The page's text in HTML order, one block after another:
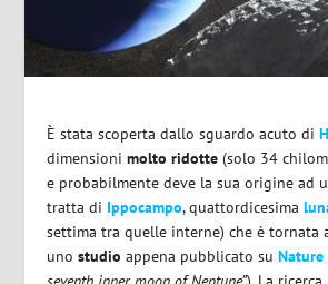
È stata scoperta dallo sguardo acuto di
dimensionimolto ridotte (solo 34
e probabilmente deve la sua origine ad
tratta di Ippocampo, quattordicesima
settima tra quelle interne) che è tornata
unostudio appena pubblicato suNature